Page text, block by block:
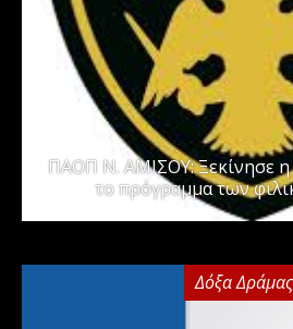
ΠΑΟΠ Ν. ΑΜΙΣΟΥ: Ξεκίνησε η
το πρόγραμμα των
Δόξα Δράμας